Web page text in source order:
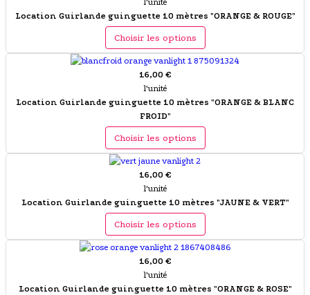
l'unité
Location Guirlande guinguette 10 mètres "ORANGE & ROUGE"
Choisir les options
16,00 €
l'unité
Location Guirlande guinguette 10 mètres "ORANGE & BLANC
FROID"
Choisir les options
16,00 €
l'unité
Location Guirlande guinguette 10 mètres "JAUNE & VERT"
Choisir les options
16,00 €
l'unité
Location Guirlande guinguette 10 mètres "ORANGE & ROSE"